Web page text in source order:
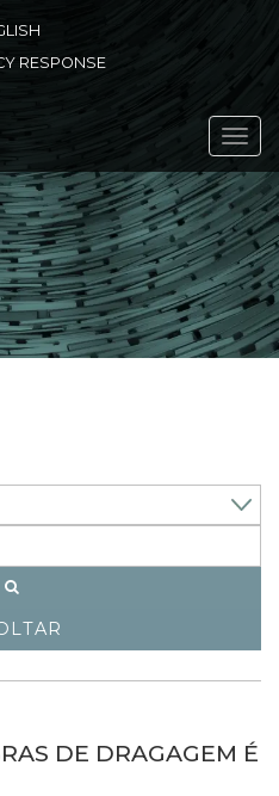
RESPONSE
DE DRAGAGEM É